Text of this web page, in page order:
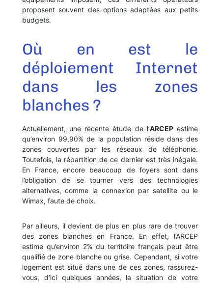
proposent souvent des options adaptées aux petits
budgets.
Où en est le
déploiement Internet
dans les zones
blanches ?
Actuellement, une récente étude de l’ARCEPestime
qu’environ 99,90% de la population réside dans des
zones couvertes par les réseaux de téléphonie.
Toutefois, la répartition de ce dernier est très inégale.
En France, encore beaucoup de foyers sont dans
l’obligation de se tourner vers des technologies
alternatives, comme la connexion par satellite ou le
Wimax, faute de choix.
Par ailleurs, il devient de plus en plus rare de trouver
des zones blanches en France. En effet, l’ARCEP
estime qu’environ 2% du territoire français peut être
qualifié de zone blanche ou grise. Cependant, si votre
logement est situé dans une de ces zones, rassurez-
vous, d’ici quelques années, la situation de votre